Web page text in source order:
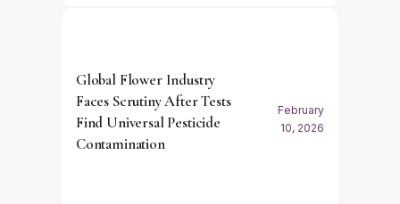
Global Flower Industry
Faces Scrutiny After Tests
Find Universal Pesticide
Contamination
February
10, 2026